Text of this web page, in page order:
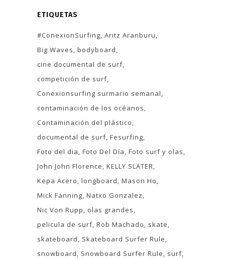
ETIQUETAS
#ConexionSurfing Aritz Aranburu
Big Waves bodyboard
cine documental de surf
competición de surf
Conexionsurfing surmario semanal
contaminación de los océanos
Contaminación del plástico
documental de surf Fesurfing
Foto del dia Foto Del Día Foto surf y olas
John John Florence KELLY SLATER
Kepa Acero longboard Mason Ho
Mick Fanning Natxo Gonzalez
Nic Von Rupp
olas grandes
pelicula de surf Rob Machado
skate
skateboard
Skateboard Surfer Rule
snowboard
Snowboard Surfer Rule
surf